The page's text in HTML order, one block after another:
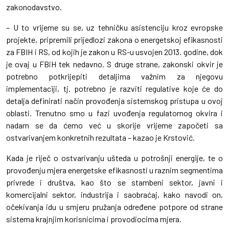
zakonodavstvo.
– U to vrijeme su se, uz tehničku asistenciju kroz evropske
projekte, pripremili prijedlozi zakona o energetskoj efikasnosti
za FBIH i RS, od kojih je zakon u RS-u usvojen 2013. godine, dok
je ovaj u FBiH tek nedavno. S druge strane, zakonski okvir je
potrebno potkrijepiti detaljima važnim za njegovu
implementaciji, tj. potrebno je razviti regulative koje će do
detalja definirati način provođenja sistemskog pristupa u ovoj
oblasti. Trenutno smo u fazi uvođenja regulatornog okvira i
nadam se da ćemo već u skorije vrijeme započeti sa
ostvarivanjem konkretnih rezultata – kazao je Krstović.
Kada je riječ o ostvarivanju ušteda u potrošnji energije, te o
provođenju mjera energetske efikasnosti u raznim segmentima
privrede i društva, kao što se stambeni sektor, javni i
komercijalni sektor, industrija i saobraćaj, kako navodi on,
očekivanja idu u smjeru pružanja određene potpore od strane
sistema krajnjim korisnicima i provodiocima mjera.